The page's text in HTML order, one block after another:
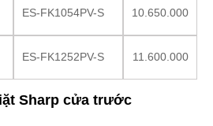
ES-FK1054PV-S 10.650.000
ES-FK1252PV-S 11.600.000
Sharp cửa trước